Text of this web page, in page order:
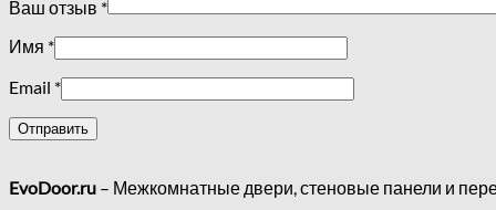
Ваш отзыв *
Имя *
Email *
EvoDoor.ru – Межкомнатные двери, стеновые панели и